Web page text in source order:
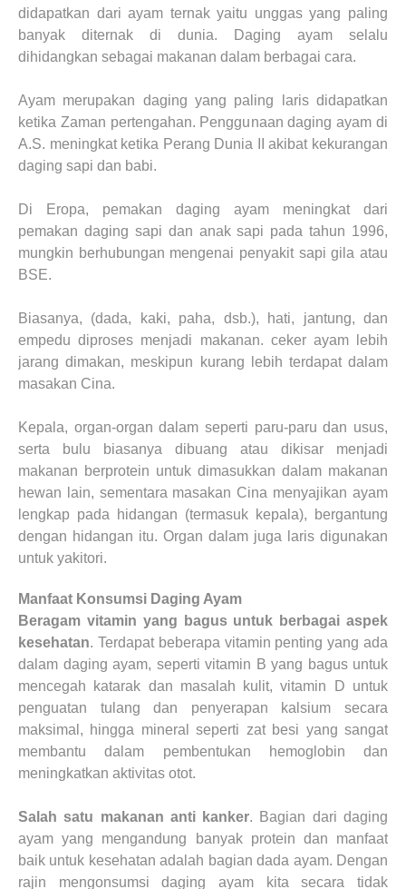
didapatkan dari ayam ternak yaitu unggas yang paling
banyak diternak di dunia. Daging ayam selalu
dihidangkan sebagai makanan dalam berbagai cara.
Ayam merupakan daging yang paling laris didapatkan
ketika Zaman pertengahan. Penggunaan daging ayam di
A.S. meningkat ketika Perang Dunia II akibat kekurangan
daging sapi dan babi.
Di Eropa, pemakan daging ayam meningkat dari
pemakan daging sapi dan anak sapi pada tahun 1996,
mungkin berhubungan mengenai penyakit sapi gila atau
BSE.
Biasanya, (dada, kaki, paha, dsb.), hati, jantung, dan
empedu diproses menjadi makanan. ceker ayam lebih
jarang dimakan, meskipun kurang lebih terdapat dalam
masakan Cina.
Kepala, organ-organ dalam seperti paru-paru dan usus,
serta bulu biasanya dibuang atau dikisar menjadi
makanan berprotein untuk dimasukkan dalam makanan
hewan lain, sementara masakan Cina menyajikan ayam
lengkap pada hidangan (termasuk kepala), bergantung
dengan hidangan itu. Organ dalam juga laris digunakan
untuk yakitori.
Manfaat Konsumsi Daging Ayam
Beragam vitamin yang bagus untuk berbagai aspek
kesehatan. Terdapat beberapa vitamin penting yang ada
dalam daging ayam, seperti vitamin B yang bagus untuk
mencegah katarak dan masalah kulit, vitamin D untuk
penguatan tulang dan penyerapan kalsium secara
maksimal, hingga mineral seperti zat besi yang sangat
membantu dalam pembentukan hemoglobin dan
meningkatkan aktivitas otot.
Salah satu makanan anti kanker. Bagian dari daging
ayam yang mengandung banyak protein dan manfaat
baik untuk kesehatan adalah bagian dada ayam. Dengan
rajin mengonsumsi daging ayam kita secara tidak